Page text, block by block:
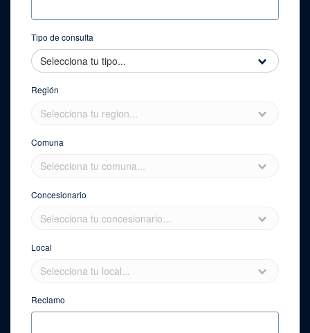
Tipo de consulta
Región
Comuna
Concesionario
Local
Reclamo